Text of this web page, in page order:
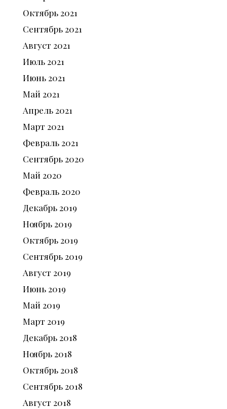
Октябрь 2021
Сентябрь 2021
Август 2021
Июль 2021
Июнь 2021
Май 2021
Апрель 2021
Март 2021
Февраль 2021
Сентябрь 2020
Май 2020
Февраль 2020
Декабрь 2019
Ноябрь 2019
Октябрь 2019
Сентябрь 2019
Август 2019
Июнь 2019
Май 2019
Март 2019
Декабрь 2018
Ноябрь 2018
Октябрь 2018
Сентябрь 2018
Август 2018